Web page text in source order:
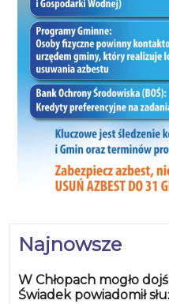
Najnowsze
W Chłopach mogło
Świadek powiadomił